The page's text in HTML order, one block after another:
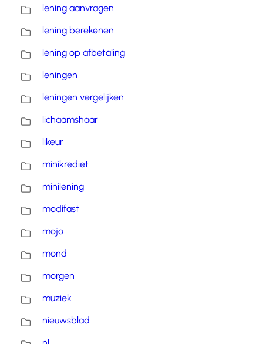
lening aanvragen
lening berekenen
lening op afbetaling
leningen
leningen vergelijken
lichaamshaar
likeur
minikrediet
minilening
modifast
mojo
mond
morgen
muziek
nieuwsblad